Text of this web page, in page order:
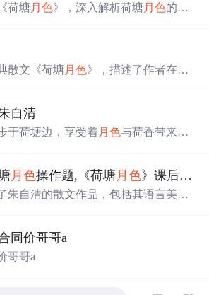
荷塘 月色》，深入解析荷塘 月色的美
散文《荷塘 月色》，描述了作者在一
自清
于荷塘边，享受着月色与荷香带来的
。月色操作题,《荷塘月色》课后习题及答案
朱自清的散文作品，包括其语言美、
可能存在的不足，如想象不够充沛，
用了其他评论家的观点，对朱自清的
同价哥哥a
哥哥a